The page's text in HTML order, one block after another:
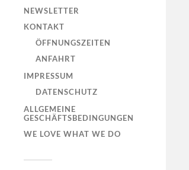
NEWSLETTER
KONTAKT
ÖFFNUNGSZEITEN
ANFAHRT
IMPRESSUM
DATENSCHUTZ
ALLGEMEINE
GESCHÄFTSBEDINGUNGEN
WE LOVE WHAT WE DO